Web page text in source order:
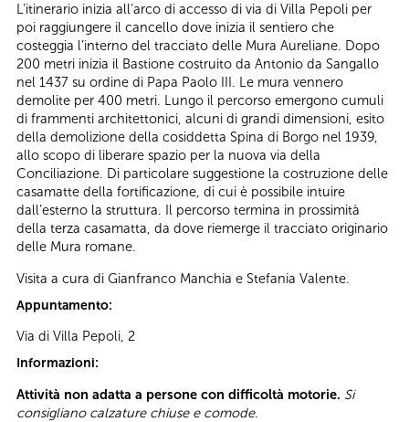
L’itinerario inizia all’arco di accesso di via di Villa Pepoli per
poi raggiungere il cancello dove inizia il sentiero che
costeggia l’interno del tracciato delle Mura Aureliane. Dopo
200 metri inizia il Bastione costruito da Antonio da Sangallo
nel 1437 su ordine di Papa Paolo III. Le mura vennero
demolite per 400 metri. Lungo il percorso emergono cumuli
di frammenti architettonici, alcuni di grandi dimensioni, esito
della demolizione della cosiddetta Spina di Borgo nel 1939,
allo scopo di liberare spazio per la nuova via della
Conciliazione. Di particolare suggestione la costruzione delle
casamatte della fortificazione, di cui è possibile intuire
dall’esterno la struttura. Il percorso termina in prossimità
della terza casamatta, da dove riemerge il tracciato originario
delle Mura romane.
Visita a cura di Gianfranco Manchia e Stefania Valente.
Appuntamento:
Via di Villa Pepoli, 2
Informazioni:
Attività non adatta a persone con difficoltà motorie. Si
consigliano calzature chiuse e comode.